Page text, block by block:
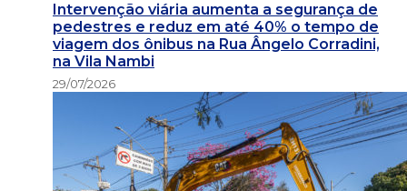
Intervenção viária aumenta a segurança de
pedestres e reduz em até 40% o tempo de
viagem dos ônibus na Rua Ângelo Corradini,
na Vila Nambi
29/07/2026